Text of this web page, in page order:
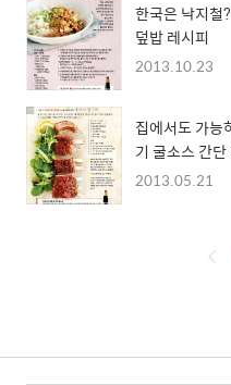
한국은 낙지철
덮밥 레시피
2013.10.23
집에서도 가능
기 굴소스 간
2013.05.21